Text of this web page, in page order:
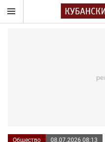
Общество 08.07.2026 08:13